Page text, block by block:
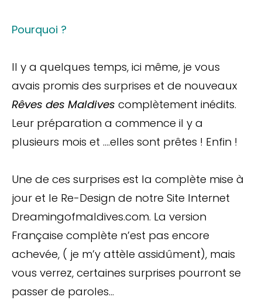
Pourquoi ?
Il y a quelques temps, ici même, je vous
avais promis des surprises et de nouveaux
Rêves des Maldives complètement inédits.
Leur préparation a commence il y a
plusieurs mois et ….elles sont prêtes ! Enfin !
Une de ces surprises est la complète mise à
jour et le Re-Design de notre Site Internet
Dreamingofmaldives.com. La version
Française complète n’est pas encore
achevée, ( je m’y attèle assidûment), mais
vous verrez, certaines surprises pourront se
passer de paroles…